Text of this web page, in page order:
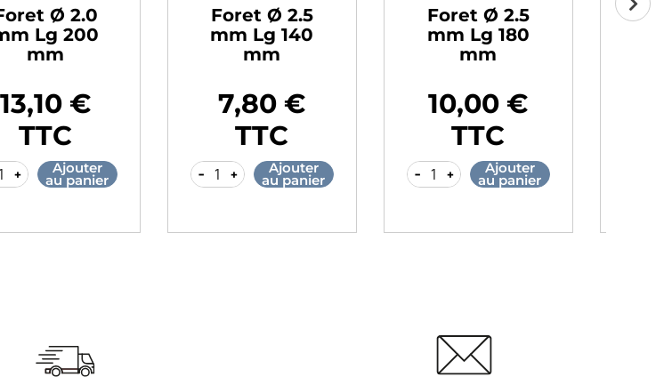
Foret Ø 3.0
mm Lg 190
mm
Prix
11,30 €
TTC
- + Ajouter
au panier
Foret Ø 3.0
mm Lg 240
mm
Prix
18,40 €
TTC
- + Ajouter
au panier
Foret Ø 3.5
mm Lg 165 mm
Prix
10,40 €
TTC
- + Ajouter
au panier